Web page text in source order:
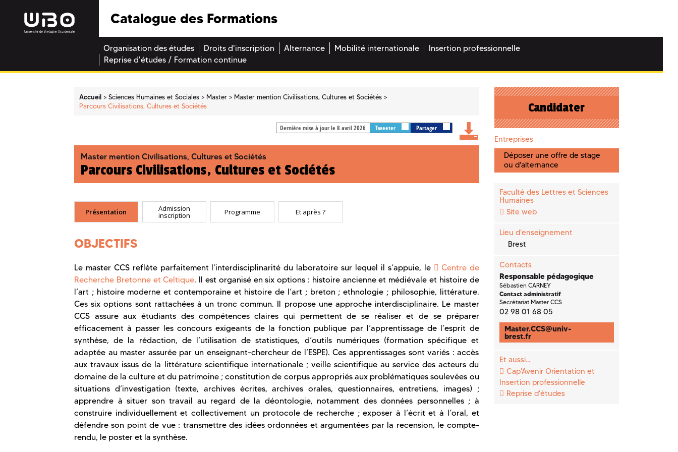
Catalogue des Formations
Organisation des études Droits d'inscription Alternance Mobilité internationale
Insertion professionnelle
Reprise d'études / Formation continue
Accueil Sciences Humaines et Sociales Master
Master mention Civilisations, Cultures et Sociétés
Parcours Civilisations, Cultures et Sociétés
Dernière mise à jour le 8 avril 2026 Tweeter Partager
Master mention Civilisations, Cultures et Sociétés
Parcours Civilisations, Cultures et Sociétés
Présentation Admission
inscription Programme Et après ?
OBJECTIFS
Le master CCS reflète parfaitement l’interdisciplinarité du laboratoire sur lequel il s’appuie, le
Centre de
Recherche Bretonne et Celtique. Il est organisé en six options : histoire ancienne et médiévale et histoire de
l’art ; histoire moderne et contemporaine et histoire de l’art ; breton ; ethnologie ; philosophie, littérature.
Ces six options sont rattachées à un tronc commun. Il propose une approche interdisciplinaire. Le master
CCS assure aux étudiants des compétences claires qui permettent de se réaliser et de se préparer
efficacement à passer les concours exigeants de la fonction publique par l’apprentissage de l’esprit de
synthèse, de la rédaction, de l’utilisation de statistiques, d’outils numériques (formation spécifique et
adaptée au master assurée par un enseignant-chercheur de l’ESPE). Ces apprentissages sont variés : accès
aux travaux issus de la littérature scientifique internationale ; veille scientifique au service des acteurs du
domaine de la culture et du patrimoine ; constitution de corpus appropriés aux problématiques soulevées ou
situations d’investigation (texte, archives écrites, archives orales, questionnaires, entretiens, images) ;
apprendre à situer son travail au regard de la déontologie, notamment des données personnelles ; à
construire individuellement et collectivement un protocole de recherche ; exposer à l’écrit et à l’oral, et
défendre son point de vue : transmettre des idées ordonnées et argumentées par la recension, le compte-
rendu, le poster et la synthèse.
Candidater
Entreprises
Déposer une offre de stage
ou d'alternance
Faculté des Lettres et Sciences
Humaines
Site web
Lieu d'enseignement
Brest
Contacts
Responsable pédagogique
Sébastien CARNEY
Contact administratif
Secrétariat Master CCS
02 98 01 68 05
Master.CCS@univ-
brest.fr
Et aussi...
Cap'Avenir Orientation et
Insertion professionnelle
Reprise d'études